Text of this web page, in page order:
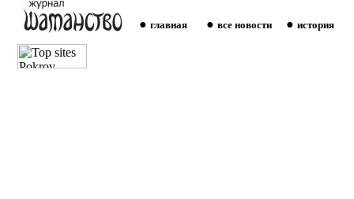
● главная ● все новости ● история